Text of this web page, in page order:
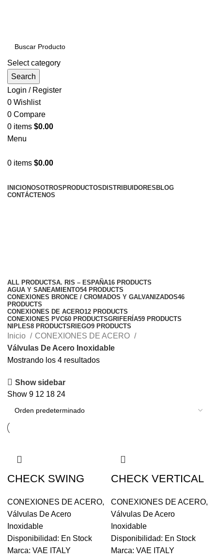
Select category
Search
Login / Register
0 Wishlist
0 Compare
0 items $0.00
Menu
0 items $0.00
INICIONOSOTROS PRODUCTOS DISTRIBUIDORES BLOG
CONTÁCTENOS
ALL PRODUCTSA. RIS – ESPAÑA16 PRODUCTS
AGUA Y SANEAMIENTO54 PRODUCTS
CONEXIONES BRONCE / CROMADOS Y GALVANIZADOS46
PRODUCTS
CONEXIONES DE ACERO12 PRODUCTS
CONEXIONES PVC60 PRODUCTSGRIFERÍA59 PRODUCTS
NIPLES8 PRODUCTS RIEGO9 PRODUCTS
Inicio
CONEXIONES DE ACERO
Válvulas De Acero Inoxidable
Mostrando los 4 resultados
Show sidebar
Show 9 12 18 24
CHECK SWING
CONEXIONES DE ACERO,
Válvulas De Acero
Inoxidable
Disponibilidad: En Stock
Marca: VAE ITALY
CHECK VERTICAL
CONEXIONES DE ACERO,
Válvulas De Acero
Inoxidable
Disponibilidad: En Stock
Marca: VAE ITALY